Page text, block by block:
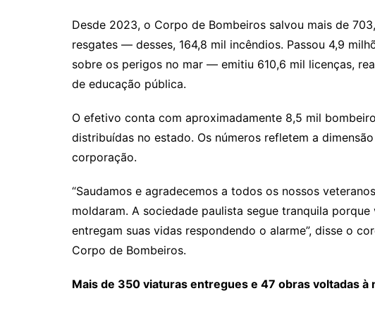
Desde 2023, o Corpo de Bombeiros salvou mais de
resgates — desses, 164,8 mil incêndios. Passou 4,9
sobre os perigos no mar — emitiu 610,6 mil licenças,
de educação pública.
O efetivo conta com aproximadamente 8,5 mil
distribuídas no estado. Os números refletem a
corporação.
“Saudamos e agradecemos a todos os nossos
moldaram. A sociedade paulista segue tranquila
entregam suas vidas respondendo o alarme”, disse o
Corpo de Bombeiros.
Mais de 350 viaturas entregues e 47 obras voltadas à